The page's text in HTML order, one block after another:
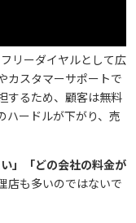
リーダイヤルとして広
カスタマーサポートで
するため、顧客は無料
ハードルが下がり、売
」「どの会社の料金が
店も多いのではないで